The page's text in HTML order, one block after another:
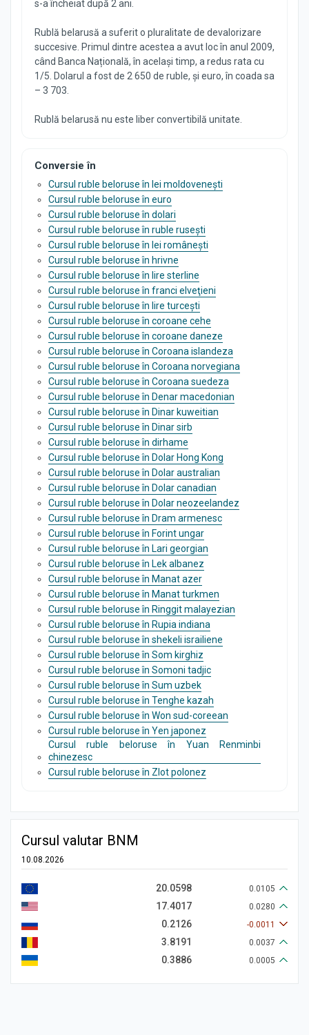
s-a încheiat după 2 ani.
Rublă belarusă a suferit o pluralitate de devalorizare
succesive. Primul dintre acestea a avut loc în anul 2009,
când Banca Națională, în același timp, a redus rata cu
1/5. Dolarul a fost de 2 650 de ruble, și euro, în coada sa
– 3 703.
Rublă belarusă nu este liber convertibilă unitate.
Conversie în
Cursul ruble beloruse în lei moldovenești
Cursul ruble beloruse în euro
Cursul ruble beloruse în dolari
Cursul ruble beloruse în ruble rusești
Cursul ruble beloruse în lei românești
Cursul ruble beloruse în hrivne
Cursul ruble beloruse în lire sterline
Cursul ruble beloruse în franci elveţieni
Cursul ruble beloruse în lire turcești
Cursul ruble beloruse în coroane cehe
Cursul ruble beloruse în coroane daneze
Cursul ruble beloruse în Coroana islandeza
Cursul ruble beloruse în Coroana norvegiana
Cursul ruble beloruse în Coroana suedeza
Cursul ruble beloruse în Denar macedonian
Cursul ruble beloruse în Dinar kuweitian
Cursul ruble beloruse în Dinar sirb
Cursul ruble beloruse în dirhame
Cursul ruble beloruse în Dolar Hong Kong
Cursul ruble beloruse în Dolar australian
Cursul ruble beloruse în Dolar canadian
Cursul ruble beloruse în Dolar neozeelandez
Cursul ruble beloruse în Dram armenesc
Cursul ruble beloruse în Forint ungar
Cursul ruble beloruse în Lari georgian
Cursul ruble beloruse în Lek albanez
Cursul ruble beloruse în Manat azer
Cursul ruble beloruse în Manat turkmen
Cursul ruble beloruse în Ringgit malayezian
Cursul ruble beloruse în Rupia indiana
Cursul ruble beloruse în shekeli israiliene
Cursul ruble beloruse în Som kirghiz
Cursul ruble beloruse în Somoni tadjic
Cursul ruble beloruse în Sum uzbek
Cursul ruble beloruse în Tenghe kazah
Cursul ruble beloruse în Won sud-coreean
Cursul ruble beloruse în Yen japonez
Cursul ruble beloruse în Yuan Renminbi
chinezesc
Cursul ruble beloruse în Zlot polonez
Cursul valutar BNM
10.08.2026
20.0598 0.0105
17.4017 0.0280
0.2126 -0.0011
3.8191 0.0037
0.3886 0.0005